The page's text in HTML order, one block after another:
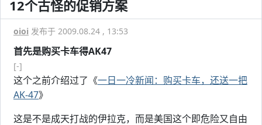
12个古怪的促销方案
oioi 发布于 2009.08.24 , 13:53
首先是购买卡车得AK47
[-]
这个之前介绍过了《一日一冷新闻：购买卡车，还送一把
AK-47》
这是不是成天打战的伊拉克，而是美国这个即危险又自由